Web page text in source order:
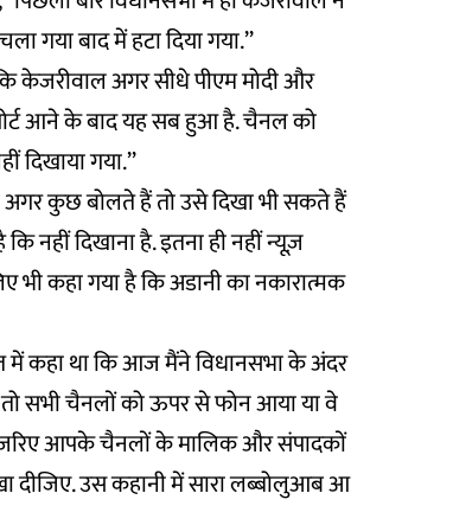
गया बाद में हटा दिया गया.’’
केजरीवाल अगर सीधे पीएम मोदी और
आने के बाद यह सब हुआ है. चैनल को
गया.’’
अगर कुछ बोलते हैं तो उसे दिखा भी सकते हैं
नहीं दिखाना है. इतना ही नहीं न्यूज़
कहा गया है कि अडानी का नकारात्मक
में कहा था कि आज मैंने विधानसभा के अंदर
सभी चैनलों को ऊपर से फोन आया या वे
आपके चैनलों के मालिक और संपादकों
दीजिए. उस कहानी में सारा लब्बोलुआब आ